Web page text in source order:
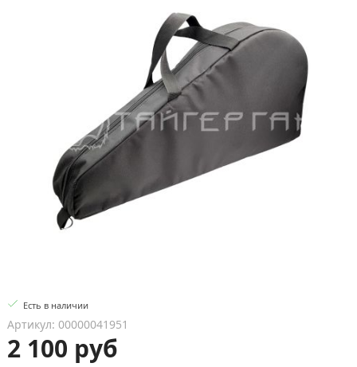
Есть в наличии
Артикул: 00000041951
2 100 руб